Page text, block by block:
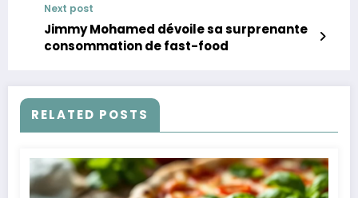
Next post
Jimmy Mohamed dévoile sa surprenante
consommation de fast-food
RELATED POSTS